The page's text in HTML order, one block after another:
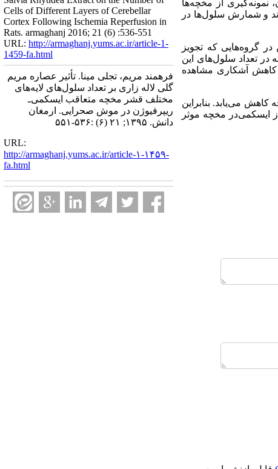
جریان خون، نمونه‌گیری از مخچه‌ها
و شمارش سلول‌ها در
گروه‌هایی که تجویز
در تعداد سلول‌های این
کاهش آشکاری مشاهده
کاهش می‌یابد. بنابراین
ایسکمی‌در مخچه موثر
Cells of Different Layers of Cerebellar
Cortex Following Ischemia Reperfusion in
Rats. armaghanj 2016; 21 (6) :536-551
URL: http://armaghanj.yums.ac.ir/article-1-
1459-fa.html
فرهمند مریم، تجلی مینا. تأثیر عصاره مریم
گلی لاله زاری بر تعداد سلول‌های لایه‌های
مختلف قشر مخچه متعاقب ایسکمی‌ـ
ریپرفیوژن در موش صحرایی. ارمغان
دانش. ۱۳۹۵; ۲۱ (۶) :۵۳۶-۵۵۱
URL:
http://armaghanj.yums.ac.ir/article-۱-۱۴۵۹-
fa.html